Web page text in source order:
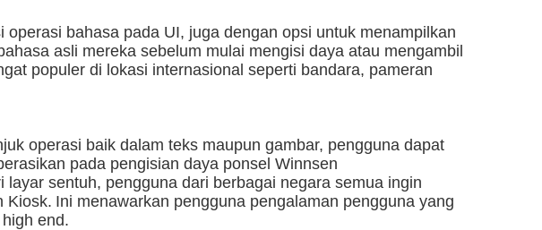
bahasa pada UI, juga dengan opsi untuk menampilkan
asli mereka sebelum mulai mengisi daya atau mengambil
populer di lokasi internasional seperti bandara, pameran
operasi baik dalam teks maupun gambar, pengguna dapat
pada pengisian daya ponsel Winnsen
layar sentuh, pengguna dari berbagai negara semua ingin
Kiosk. Ini menawarkan pengguna pengalaman pengguna yang
end.